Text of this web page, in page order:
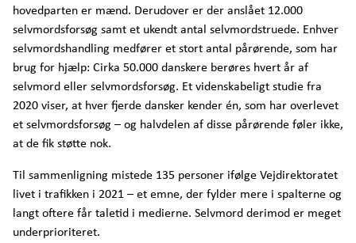
hovedparten er mænd. Derudover er der anslået 12.000
selvmordsforsøg samt et ukendt antal selvmordstruede. Enhver
selvmordshandling medfører et stort antal pårørende, som har
brug for hjælp: Cirka 50.000 danskere berøres hvert år af
selvmord eller selvmordsforsøg. Et videnskabeligt studie fra
2020 viser, at hver fjerde dansker kender én, som har overlevet
et selvmordsforsøg – og halvdelen af disse pårørende føler ikke,
at de fik støtte nok.
Til sammenligning mistede 135 personer ifølge Vejdirektoratet
livet i trafikken i 2021 – et emne, der fylder mere i spalterne og
langt oftere får taletid i medierne. Selvmord derimod er meget
underprioriteret.